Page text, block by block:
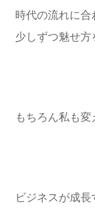
時代の流れに合
少しずつ魅せ方
もちろん私も変
ビジネスが成